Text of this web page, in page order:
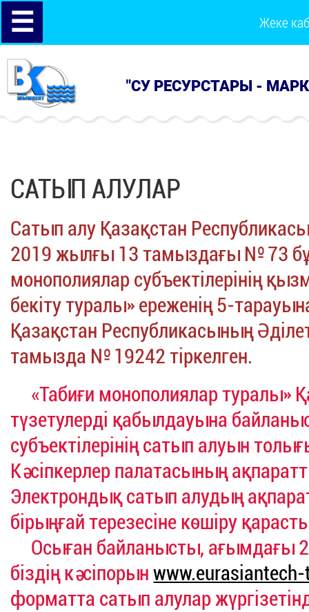
☰ Жеке
"СУ РЕСУРСТАРЫ -
САТЫП АЛУЛАР
Сатып алу Қазақстан
2019 жылғы 13 тамыздағы № 73
монополиялар субъектілерінің
бекіту туралы» ереженің 5-
Қазақстан Республикасының
тамызда № 19242 тіркелген.
«Табиғи монополиялар туралы»
түзетулерді қабылдауына
субъектілерінің сатып алуын
Кәсіпкерлер палатасының
Электрондық сатып алудың
бірыңғай терезесіне көшіру
Осыған байланысты, ағымдағы
біздің кәсіпорын
форматта сатып алулар